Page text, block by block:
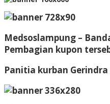
Medsoslampung –
Pembagian kupon
Panitia kurban